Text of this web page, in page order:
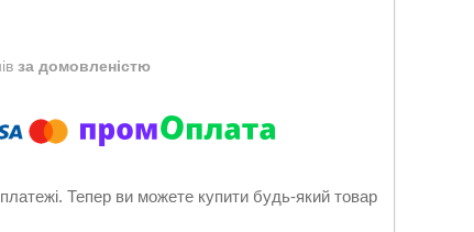
за домовленістю
платежі. Тепер ви можете купити будь-який товар